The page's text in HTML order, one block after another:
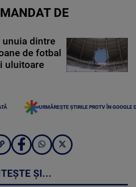
DE
unuia dintre
de fotbal
uluitoare
URMĂREȘTE ȘTIRILE PROTV ÎN GOOGLE
ȘI...